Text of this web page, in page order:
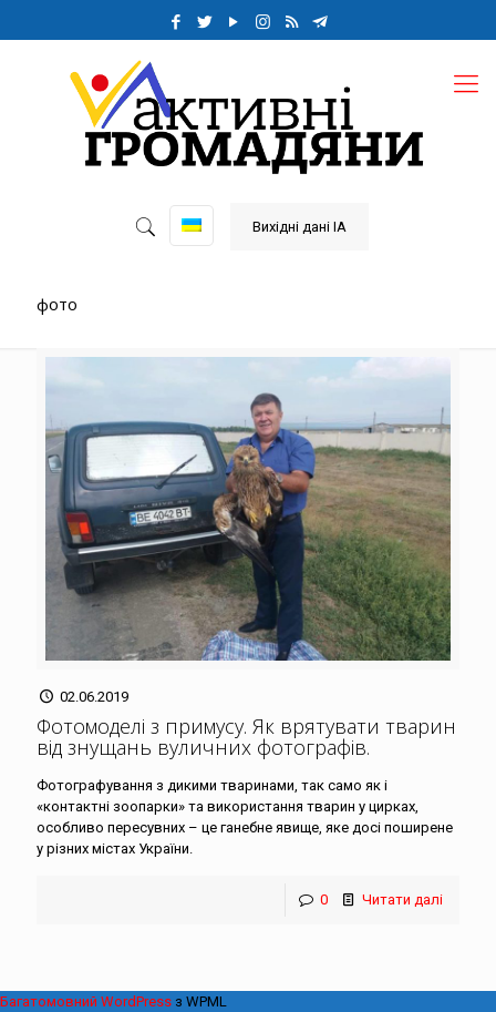
Вихідні дані ІА
фото
02.06.2019
Фотомоделі з примусу. Як врятувати тварин
від знущань вуличних фотографів.
Фотографування з дикими тваринами, так само як і
«контактні зоопарки» та використання тварин у цирках,
особливо пересувних – це ганебне явище, яке досі поширене
у різних містах України.
0 Читати далі
Багатомовний WordPress з WPML